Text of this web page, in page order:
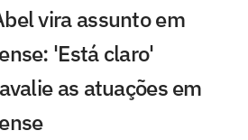
vira assunto em
'Está claro'
as atuações em